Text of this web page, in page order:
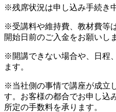
※残席状況は申し込み手続き
※受講料や維持費、教材費等
開始日前のご入金をお願いし
※開講できない場合や、日程
ます。
※当社側の事情で講座が成立
す。お客様の都合でお申し込
所定の手数料を承ります。